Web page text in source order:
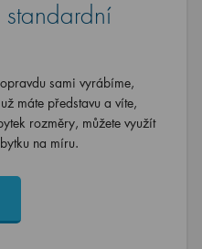
sami vyrábíme,
máte představu a víte,
rozměry, můžete využít
na míru.